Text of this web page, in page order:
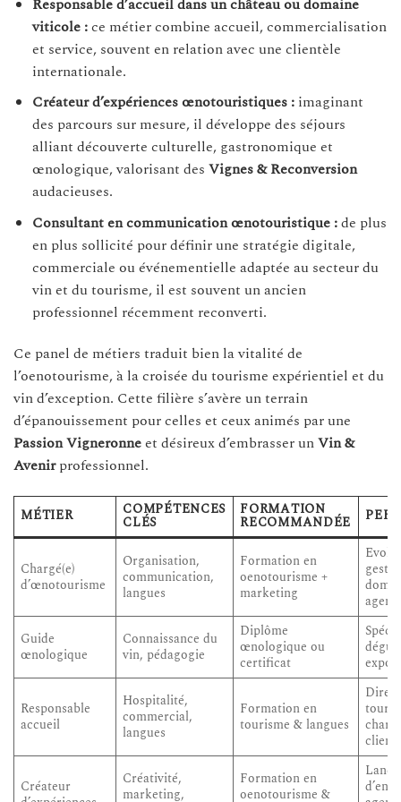
viticole :ce métier combine accueil, commercialisation
et service, souvent en relation avec une clientèle
internationale.
Créateur d’expériences œnotouristiques :imaginant
des parcours sur mesure, il développe des séjours
alliant découverte culturelle, gastronomique et
œnologique, valorisant des Vignes & Reconversion
audacieuses.
Consultant en communication œnotouristique :de plus
en plus sollicité pour définir une stratégie digitale,
commerciale ou événementielle adaptée au secteur du
vin et du tourisme, il est souvent un ancien
professionnel récemment reconverti.
Ce panel de métiers traduit bien la vitalité de
l’oenotourisme, à la croisée du tourisme expérientiel et du
vin d’exception. Cette filière s’avère un terrain
d’épanouissement pour celles et ceux animés par une
Passion Vigneronneet désireux d’embrasser unVin &
Avenirprofessionnel.
MÉTIER COMPÉTENCES
CLÉS
FORMATION
RECOMMANDÉE
Chargé(e)
d’œnotourisme
Organisation,
communication,
langues
Formation en
oenotourisme +
marketing
Guide
œnologique
Connaissance du
vin, pédagogie
Diplôme
œnologique ou
certificat
Responsable
accueil
Hospitalité,
commercial,
langues
Formation en
tourisme & langues
client
Créateur
Créativité,
marketing,
Formation en
oenotourisme &